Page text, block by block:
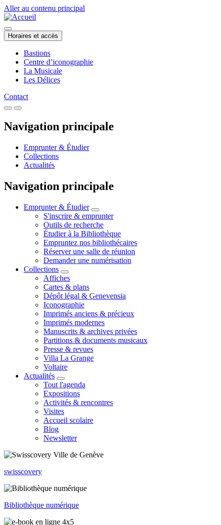
Aller au contenu principal
Horaires et accès
Bastions
Centre d’iconographie
La Musicale
Les Délices
Contact
Navigation principale
Emprunter & Étudier
Collections
Actualités
Navigation principale
Emprunter & Étudier
S'inscrire & emprunter
Outils de recherche
Étudier à la Bibliothèque
Empruntez nos bibliothécaires
Réserver une salle de réunion
Demander une numérisation
Collections
Affiches
Cartes & plans
Dépôt légal & Genevensia
Iconographie
Imprimés anciens & précieux
Imprimés modernes
Manuscrits & archives privées
Partitions & documents musicaux
Presse & revues
Villa La Grange
Voltaire
Actualités
Tout l'agenda
Expositions
Activités & rencontres
Visites
Accueil scolaire
Blog
Newsletter
swisscovery
Bibliothèque numérique